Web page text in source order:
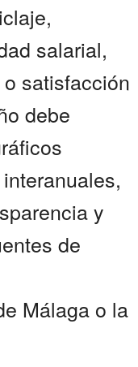
salarial,
satisfacción
debe
y
de
Málaga o la